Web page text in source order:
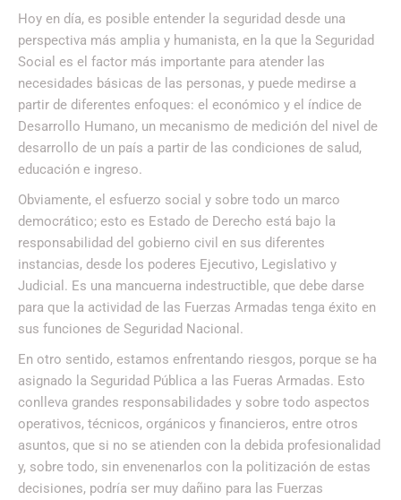
Hoy en día, es posible entender la seguridad desde una
perspectiva más amplia y humanista, en la que la Seguridad
Social es el factor más importante para atender las
necesidades básicas de las personas, y puede medirse a
partir de diferentes enfoques: el económico y el índice de
Desarrollo Humano, un mecanismo de medición del nivel de
desarrollo de un país a partir de las condiciones de salud,
educación e ingreso.
Obviamente, el esfuerzo social y sobre todo un marco
democrático; esto es Estado de Derecho está bajo la
responsabilidad del gobierno civil en sus diferentes
instancias, desde los poderes Ejecutivo, Legislativo y
Judicial. Es una mancuerna indestructible, que debe darse
para que la actividad de las Fuerzas Armadas tenga éxito en
sus funciones de Seguridad Nacional.
En otro sentido, estamos enfrentando riesgos, porque se ha
asignado la Seguridad Pública a las Fueras Armadas. Esto
conlleva grandes responsabilidades y sobre todo aspectos
operativos, técnicos, orgánicos y financieros, entre otros
asuntos, que si no se atienden con la debida profesionalidad
y, sobre todo, sin envenenarlos con la politización de estas
decisiones, podría ser muy dañino para las Fuerzas